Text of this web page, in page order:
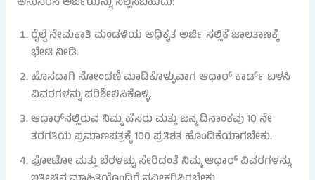
ರೈಲ್ವೆ ನೇಮಕಾತಿ ಮಂಡಳಿಯ ಅಧಿಕೃತ ಅರ್ಜಿ ಸಲ್ಲಿಕೆ ಜಾಲತಾಣಕ್ಕೆ
ಭೇಟಿ ನೀಡಿ.
ಹೊಸದಾಗಿ ನೋಂದಣಿ ಮಾಡಿಕೊಳ್ಳುವಾಗ ಆಧಾರ್ ಕಾರ್ಡ್ ಬಳಸಿ
ವಿವರಗಳನ್ನು ಪರಿಶೀಲಿಸಿಕೊಳ್ಳಿ.
ಆಧಾರ್‌ನಲ್ಲಿರುವ ನಿಮ್ಮ ಹೆಸರು ಮತ್ತು ಜನ್ಮ ದಿನಾಂಕವು 10 ನೇ
ತರಗತಿಯ ಪ್ರಮಾಣಪತ್ರಕ್ಕೆ 100 ಪ್ರತಿಶತ ಹೊಂದಿಕೆಯಾಗಬೇಕು.
ಫೋಟೋ ಮತ್ತು ಬೆರಳಚ್ಚು ಸೇರಿದಂತೆ ನಿಮ್ಮ ಆಧಾರ್ ವಿವರಗಳನ್ನು